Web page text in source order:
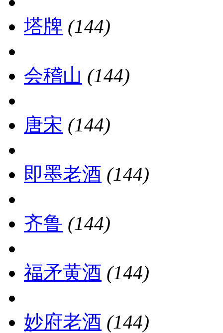
塔牌 (144)
会稽山 (144)
唐宋 (144)
即墨老酒 (144)
齐鲁 (144)
福矛黄酒 (144)
妙府老酒 (144)